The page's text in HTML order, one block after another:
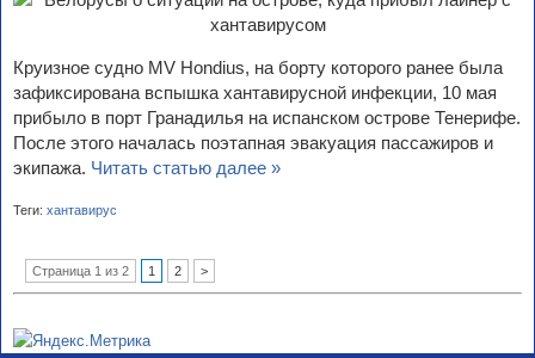
Круизное судно MV Hondius, на борту которого ранее была
зафиксирована вспышка хантавирусной инфекции, 10 мая
прибыло в порт Гранадилья на испанском острове Тенерифе.
После этого началась поэтапная эвакуация пассажиров и
экипажа. Читать статью далее »
Теги: хантавирус
Страница 1 из 2 1 2 >